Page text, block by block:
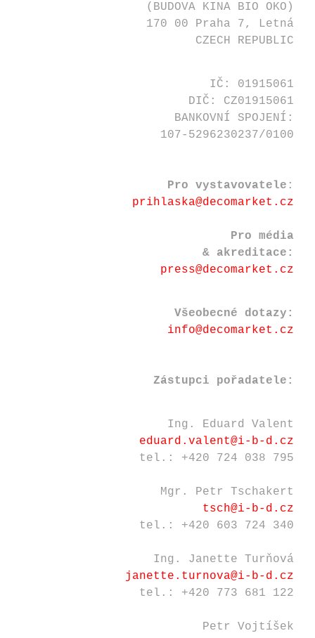
(BUDOVA KINA BIO OKO)
170 00 Praha 7, Letná
CZECH REPUBLIC
IČ: 01915061
DIČ: CZ01915061
BANKOVNÍ SPOJENÍ:
107-5296230237/0100
Pro vystavovatele :
prihlaska@decomarket.cz
Pro média
& akreditace:
press@decomarket.cz
Všeobecné dotazy:
info@decomarket.cz
Zástupci pořadatele:
Ing. Eduard Valent
eduard.valent@i-b-d.cz
tel.: +420 724 038 795
Mgr. Petr Tschakert
tsch@i-b-d.cz
tel.: +420 603 724 340
Ing. Janette Turňová
janette.turnova@i-b-d.cz
tel.: +420 773 681 122
Petr Vojtíšek